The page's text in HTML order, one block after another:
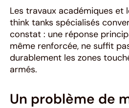
Les travaux académiques et
think tanks spécialisés
constat : une réponse
même renforcée, ne suffit
durablement les zones
armés.
Un problème de